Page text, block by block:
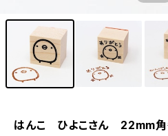
はんこ ひよこさん 22mm